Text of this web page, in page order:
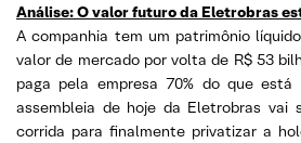
Análise: O valor futuro da Eletrobras
A companhia tem um patrimônio
valor de mercado por volta de R$ 53
paga pela empresa 70% do que
assembleia de hoje da Eletrobras vai
corrida para finalmente privatizar a